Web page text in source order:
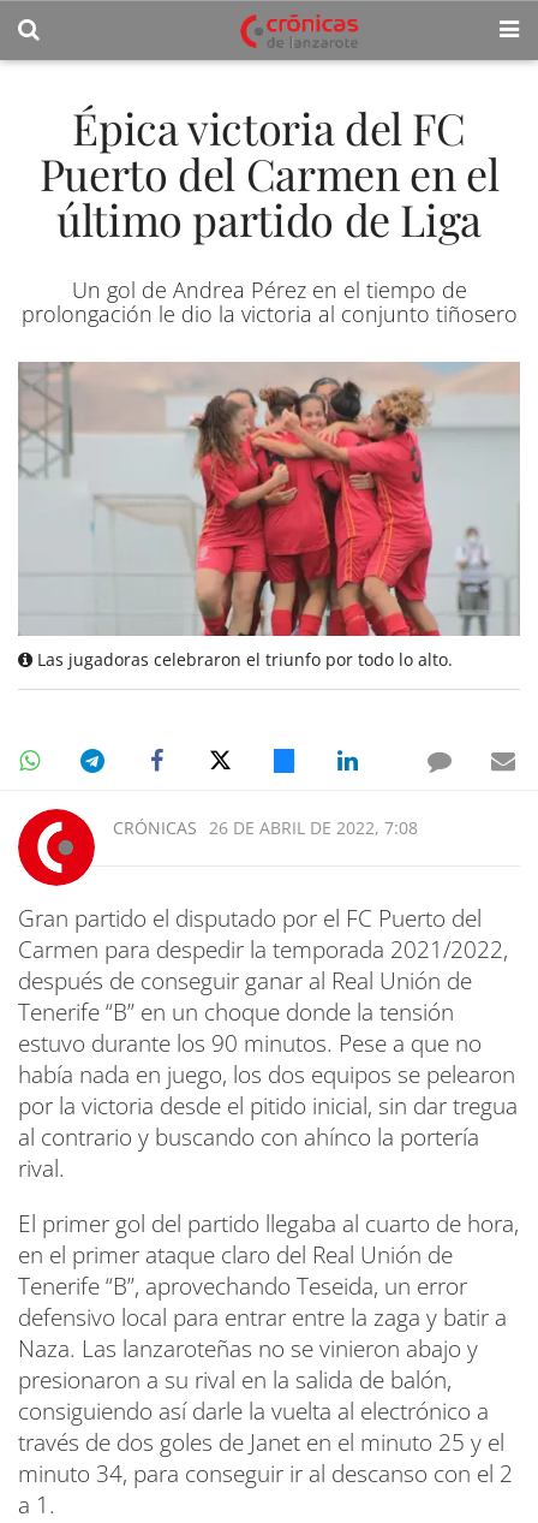
Épica victoria del FC
Puerto del Carmen en el
último partido de Liga
Un gol de Andrea Pérez en el tiempo de
prolongación le dio la victoria al conjunto tiñosero
Las jugadoras celebraron el triunfo por todo lo alto.
CRÓNICAS 26 DE ABRIL DE 2022, 7:08
Gran partido el disputado por el FC Puerto del
Carmen para despedir la temporada 2021/2022,
después de conseguir ganar al Real Unión de
Tenerife “B” en un choque donde la tensión
estuvo durante los 90 minutos. Pese a que no
había nada en juego, los dos equipos se pelearon
por la victoria desde el pitido inicial, sin dar tregua
al contrario y buscando con ahínco la portería
rival.
El primer gol del partido llegaba al cuarto de hora,
en el primer ataque claro del Real Unión de
Tenerife “B”, aprovechando Teseida, un error
defensivo local para entrar entre la zaga y batir a
Naza. Las lanzaroteñas no se vinieron abajo y
presionaron a su rival en la salida de balón,
consiguiendo así darle la vuelta al electrónico a
través de dos goles de Janet en el minuto 25 y el
minuto 34, para conseguir ir al descanso con el 2
a 1.